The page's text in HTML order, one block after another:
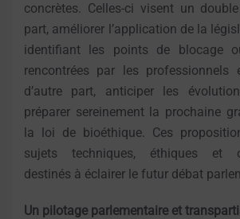
concrètes. Celles-ci visent un
part, améliorer l’application de la
identifiant les points de blocage
rencontrées par les
d’autre part, anticiper les
préparer sereinement la prochaine
la loi de bioéthique. Ces
sujets techniques, éthiques et
destinés à éclairer le futur débat
Un pilotage parlementaire et